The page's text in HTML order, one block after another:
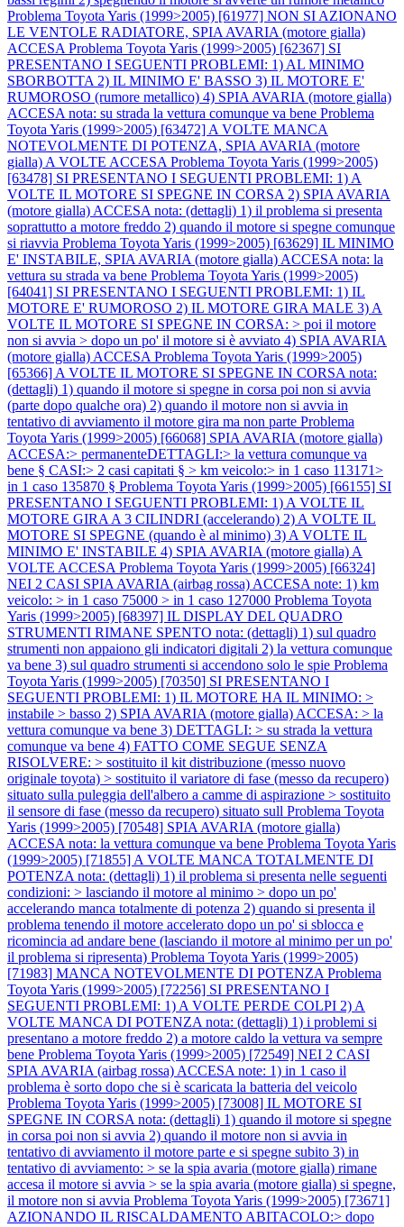
Problema Toyota Yaris (1999>2005) [61977] NON SI AZIONANO
LE VENTOLE RADIATORE, SPIA AVARIA (motore gialla)
ACCESA Problema Toyota Yaris (1999>2005) [62367] SI
PRESENTANO I SEGUENTI PROBLEMI: 1) AL MINIMO
SBORBOTTA 2) IL MINIMO E' BASSO 3) IL MOTORE E'
RUMOROSO (rumore metallico) 4) SPIA AVARIA (motore gialla)
ACCESA nota: su strada la vettura comunque va bene Problema
Toyota Yaris (1999>2005) [63472] A VOLTE MANCA
NOTEVOLMENTE DI POTENZA, SPIA AVARIA (motore
gialla) A VOLTE ACCESA Problema Toyota Yaris (1999>2005)
[63478] SI PRESENTANO I SEGUENTI PROBLEMI: 1) A
VOLTE IL MOTORE SI SPEGNE IN CORSA 2) SPIA AVARIA
(motore gialla) ACCESA nota: (dettagli) 1) il problema si presenta
soprattutto a motore freddo 2) quando il motore si spegne comunque
si riavvia Problema Toyota Yaris (1999>2005) [63629] IL MINIMO
E' INSTABILE, SPIA AVARIA (motore gialla) ACCESA nota: la
vettura su strada va bene Problema Toyota Yaris (1999>2005)
[64041] SI PRESENTANO I SEGUENTI PROBLEMI: 1) IL
MOTORE E' RUMOROSO 2) IL MOTORE GIRA MALE 3) A
VOLTE IL MOTORE SI SPEGNE IN CORSA: > poi il motore
non si avvia > dopo un po' il motore si è avviato 4) SPIA AVARIA
(motore gialla) ACCESA Problema Toyota Yaris (1999>2005)
[65366] A VOLTE IL MOTORE SI SPEGNE IN CORSA nota:
(dettagli) 1) quando il motore si spegne in corsa poi non si avvia
(parte dopo qualche ora) 2) quando il motore non si avvia in
tentativo di avviamento il motore gira ma non parte Problema
Toyota Yaris (1999>2005) [66068] SPIA AVARIA (motore gialla)
ACCESA:> permanenteDETTAGLI:> la vettura comunque va
bene § CASI:> 2 casi capitati § > km veicolo:> in 1 caso 113171>
in 1 caso 135870 § Problema Toyota Yaris (1999>2005) [66155] SI
PRESENTANO I SEGUENTI PROBLEMI: 1) A VOLTE IL
MOTORE GIRA A 3 CILINDRI (accelerando) 2) A VOLTE IL
MOTORE SI SPEGNE (quando è al minimo) 3) A VOLTE IL
MINIMO E' INSTABILE 4) SPIA AVARIA (motore gialla) A
VOLTE ACCESA Problema Toyota Yaris (1999>2005) [66324]
NEI 2 CASI SPIA AVARIA (airbag rossa) ACCESA note: 1) km
veicolo: > in 1 caso 75000 > in 1 caso 127000 Problema Toyota
Yaris (1999>2005) [68397] IL DISPLAY DEL QUADRO
STRUMENTI RIMANE SPENTO nota: (dettagli) 1) sul quadro
strumenti non appaiono gli indicatori digitali 2) la vettura comunque
va bene 3) sul quadro strumenti si accendono solo le spie Problema
Toyota Yaris (1999>2005) [70350] SI PRESENTANO I
SEGUENTI PROBLEMI: 1) IL MOTORE HA IL MINIMO: >
instabile > basso 2) SPIA AVARIA (motore gialla) ACCESA: > la
vettura comunque va bene 3) DETTAGLI: > su strada la vettura
comunque va bene 4) FATTO COME SEGUE SENZA
RISOLVERE: > sostituito il kit distribuzione (messo nuovo
originale toyota) > sostituito il variatore di fase (messo da recupero)
situato sulla puleggia dell'albero a camme di aspirazione > sostituito
il sensore di fase (messo da recupero) situato sull Problema Toyota
Yaris (1999>2005) [70548] SPIA AVARIA (motore gialla)
ACCESA nota: la vettura comunque va bene Problema Toyota Yaris
(1999>2005) [71855] A VOLTE MANCA TOTALMENTE DI
POTENZA nota: (dettagli) 1) il problema si presenta nelle seguenti
condizioni: > lasciando il motore al minimo > dopo un po'
accelerando manca totalmente di potenza 2) quando si presenta il
problema tenendo il motore accelerato dopo un po' si sblocca e
ricomincia ad andare bene (lasciando il motore al minimo per un po'
il problema si ripresenta) Problema Toyota Yaris (1999>2005)
[71983] MANCA NOTEVOLMENTE DI POTENZA Problema
Toyota Yaris (1999>2005) [72256] SI PRESENTANO I
SEGUENTI PROBLEMI: 1) A VOLTE PERDE COLPI 2) A
VOLTE MANCA DI POTENZA nota: (dettagli) 1) i problemi si
presentano a motore freddo 2) a motore caldo la vettura va sempre
bene Problema Toyota Yaris (1999>2005) [72549] NEI 2 CASI
SPIA AVARIA (airbag rossa) ACCESA note: 1) in 1 caso il
problema è sorto dopo che si è scaricata la batteria del veicolo
Problema Toyota Yaris (1999>2005) [73008] IL MOTORE SI
SPEGNE IN CORSA nota: (dettagli) 1) quando il motore si spegne
in corsa poi non si avvia 2) quando il motore non si avvia in
tentativo di avviamento il motore parte e si spegne subito 3) in
tentativo di avviamento: > se la spia avaria (motore gialla) rimane
accesa il motore si avvia > se la spia avaria (motore gialla) si spegne,
il motore non si avvia Problema Toyota Yaris (1999>2005) [73671]
AZIONANDO IL RISCALDAMENTO ABITACOLO:> dopo